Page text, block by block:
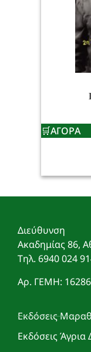
ΑΓΟΡΑ
Διεύθυνση
Ακαδημίας 86,
Τηλ. 6940 024
Αρ. ΓΕΜΗ:
Εκδόσεις
Εκδόσεις Άγρια